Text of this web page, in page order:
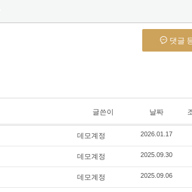
댓글
글쓴이 날짜
데모계정 2026.01.17
데모계정 2025.09.30
데모계정 2025.09.06